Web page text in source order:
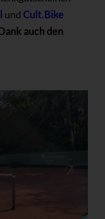
und Cult.Bike
auch den